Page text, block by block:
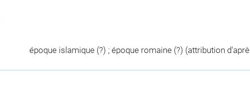
époque islamique (?) ; époque romaine (?) (attribution